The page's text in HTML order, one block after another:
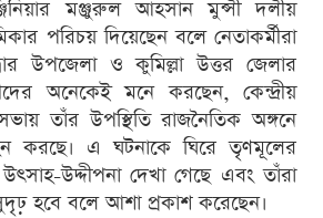
মঞ্জুরুল আহসান মুন্সী দলীয়
পরিচয় দিয়েছেন বলে নেতাকর্মীরা
উপজেলা ও কুমিল্লা উত্তর জেলার
অনেকেই মনে করছেন, কেন্দ্রীয়
তাঁর উপস্থিতি রাজনৈতিক অঙ্গনে
করছে। এ ঘটনাকে ঘিরে তৃণমূলের
উদ্দীপনা দেখা গেছে এবং তাঁরা
হবে বলে আশা প্রকাশ করেছেন।